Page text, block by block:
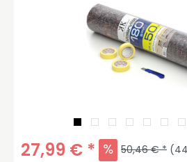
27,99 € * 50,46 € *